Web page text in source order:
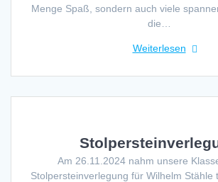
Menge Spaß, sondern auch viele
die…
Weiterlesen
Am 26.11.2024 nahm unsere
Stolpersteinverlegung für Wilhelm Stähle